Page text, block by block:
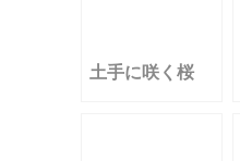
土手に咲く桜